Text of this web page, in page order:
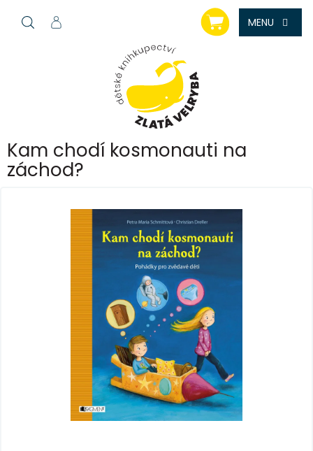
NÁKUPNÍ
KOŠÍK
Kam chodí kosmonauti na
záchod?